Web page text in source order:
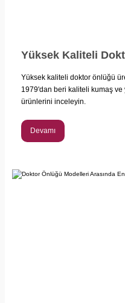
Yüksek kaliteli doktor önlüğü
1979'dan beri kaliteli kumaş ve
ürünlerini inceleyin.
Devamı